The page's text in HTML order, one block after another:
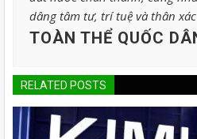
dâng tâm tư, trí tuệ và thân
TOÀN THỂ QUỐC
RELATED POSTS